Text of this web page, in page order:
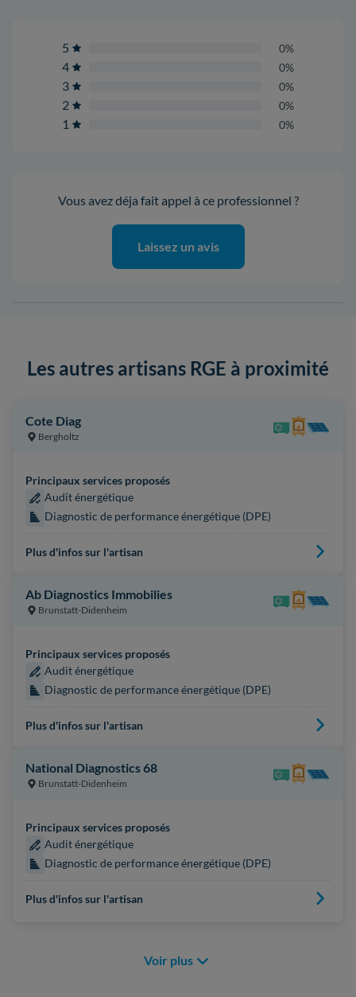
5 0%
4 0%
3 0%
2 0%
1 0%
Vous avez déja fait appel à ce professionnel ?
Laissez un avis
Les autres artisans RGE à proximité
Cote Diag
Bergholtz
Principaux services proposés
Audit énergétique
Diagnostic de performance énergétique (DPE)
Plus d'infos sur l'artisan
Ab Diagnostics Immobilies
Brunstatt-Didenheim
Principaux services proposés
Audit énergétique
Diagnostic de performance énergétique (DPE)
Plus d'infos sur l'artisan
National Diagnostics 68
Brunstatt-Didenheim
Principaux services proposés
Audit énergétique
Diagnostic de performance énergétique (DPE)
Plus d'infos sur l'artisan
Voir plus